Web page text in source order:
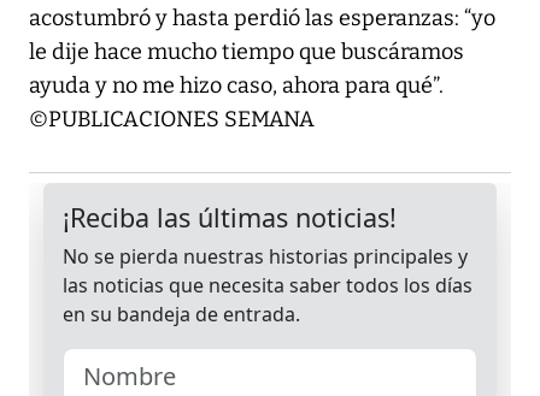
acostumbró y hasta perdió las esperanzas: “yo
le dije hace mucho tiempo que buscáramos
ayuda y no me hizo caso, ahora para qué”.
©PUBLICACIONES SEMANA